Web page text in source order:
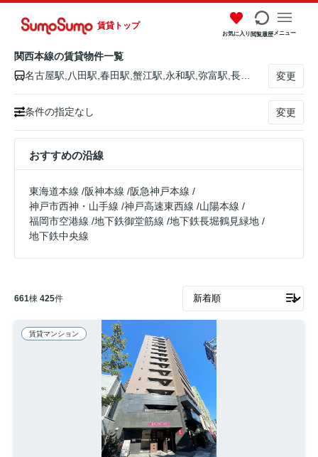
賃貸トップ
お気に入り閲覧履歴メニュー
関西本線の賃貸物件一覧
変更
条件の指定なし 変更
おすすめの沿線
東海道本線 /阪神本線 /阪急神戸本線 /
神戸市西神・山手線 /神戸高速東西線 /山陽本線 /
福岡市空港線 /地下鉄御堂筋線 /地下鉄長堀鶴見緑地 /
地下鉄中央線
661棟 425件
賃貸マンション